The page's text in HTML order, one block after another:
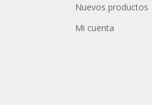
Nuevos productos
Mi cuenta